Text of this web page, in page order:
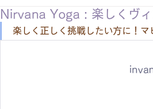
Nirvana Yoga : 楽しくヴ
楽しく正しく挑戦したい方に！マ